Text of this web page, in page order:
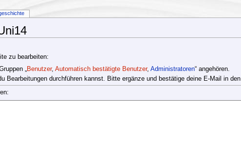
zu bearbeiten:
„Benutzer, Automatisch bestätigte Benutzer, Administratoren“ angehören.
Bearbeitungen durchführen kannst. Bitte ergänze und bestätige deine E-Mail in den